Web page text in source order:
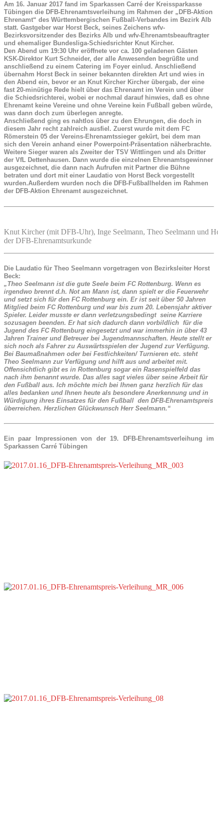
Am 16. Januar 2017 fand im Sparkassen Carré der Kreissparkasse
Tübingen die DFB-Ehrenamtsverleihung im Rahmen der „DFB-Aktion
Ehrenamt“ des Württembergischen Fußball-Verbandes im Bezirk Alb
statt. Gastgeber war Horst Beck, seines Zeichens wfv-
Bezirksvorsitzender des Bezirks Alb und wfv-Ehrenamtsbeauftragter
und ehemaliger Bundesliga-Schiedsrichter Knut Kircher.
Den Abend um 19:30 Uhr eröffnete vor ca. 100 geladenen Gästen
KSK-Direktor Kurt Schneider, der alle Anwesenden begrüßte und
anschließend zu einem Catering im Foyer einlud. Anschließend
übernahm Horst Beck in seiner bekannten direkten Art und wies in
den Abend ein, bevor er an Knut Kircher Kircher übergab, der eine
fast 20-minütige Rede hielt über das Ehrenamt im Verein und über
die Schiedsrichterei, wobei er nochmal darauf hinwies, daß es ohne
Ehrenamt keine Vereine und ohne Vereine kein Fußball geben würde,
was dann doch zum überlegen anregte.
Anschließend ging es nahtlos über zu den Ehrungen, die doch in
diesem Jahr recht zahlreich ausfiel. Zuerst wurde mit dem FC
Römerstein 05 der Vereins-Ehrenamtssieger gekürt, bei dem man
sich den Verein anhand einer Powerpoint-Präsentation näherbrachte.
Weitere Sieger waren als Zweiter der TSV Wittlingen und als Dritter
der VfL Dettenhausen. Dann wurde die einzelnen Ehrenamtsgewinner
ausgezeichnet, die dann nach Aufrufen mit Partner die Bühne
betraten und dort mit einer Laudatio von Horst Beck vorgestellt
wurden.Außerdem wurden noch die DFB-Fußballhelden im Rahmen
der DFB-Aktion Ehrenamt ausgezeichnet.
Knut Kircher (mit DFB-Uhr), Inge Seelmann, Theo Seelmann und
der DFB-Ehrenamtsurkunde
Die Laudatio für Theo Seelmann vorgetragen von Bezirksleiter Horst
Beck:
„Theo Seelmann ist die gute Seele beim FC Rottenburg. Wenn es
irgendwo brennt d.h. Not am Mann ist, dann spielt er die Feuerwehr
und setzt sich für den FC Rottenburg ein. Er ist seit über 50 Jahren
Mitglied beim FC Rottenburg und war bis zum 20. Lebensjahr aktiver
Spieler. Leider musste er dann verletzungsbedingt seine Karriere
sozusagen beenden. Er hat sich dadurch dann vorbildlich für die
Jugend des FC Rottenburg eingesetzt und war immerhin in über 43
Jahren Trainer und Betreuer bei Jugendmannschaften. Heute stellt er
sich noch als Fahrer zu Auswärtsspielen der Jugend zur Verfügung.
Bei Baumaßnahmen oder bei Festlichkeiten/ Turnieren etc. steht
Theo Seelmann zur Verfügung und hilft aus und arbeitet mit.
Offensichtlich gibt es in Rottenburg sogar ein Rasenspielfeld das
nach ihm benannt wurde. Das alles sagt vieles über seine Arbeit für
den Fußball aus. Ich möchte mich bei Ihnen ganz herzlich für das
alles bedanken und Ihnen heute als besondere Anerkennung und in
Würdigung ihres Einsatzes für den Fußball den DFB-Ehrenamtspreis
überreichen. Herzlichen Glückwunsch Herr Seelmann.“
Ein paar Impressionen von der 19. DFB-Ehrenamtsverleihung im
Sparkassen Carré Tübingen